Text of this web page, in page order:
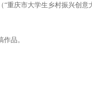
重庆市大学生乡村振兴创意
品。